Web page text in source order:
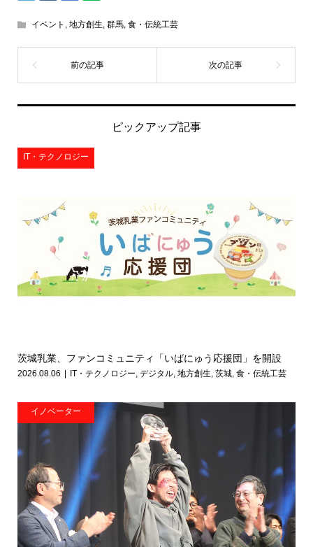
イベント , 地方創生, 群馬, 食・伝統工芸
ピックアップ記事
IT・テクノロジー
茨城乳業、ファンコミュニティ「いばにゅう応援団」を開設
2026.08.06 IT・テクノロジー, デジタル, 地方創生, 茨城, 食・伝統工芸
イノベーター